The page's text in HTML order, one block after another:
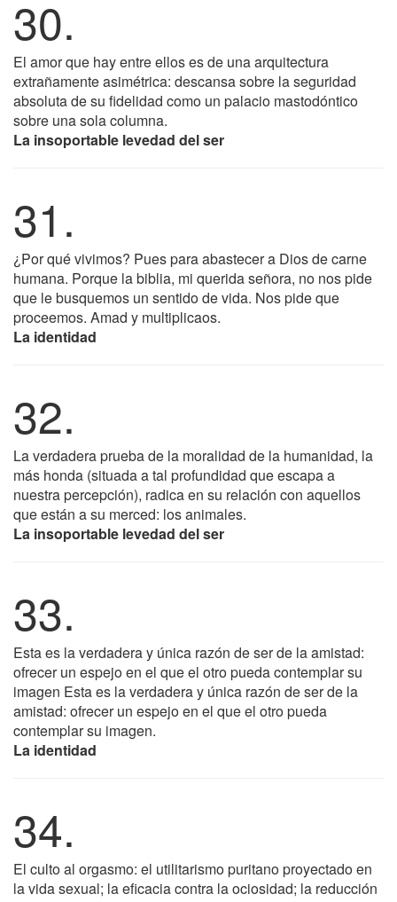
30.
El amor que hay entre ellos es de una arquitectura
extrañamente asimétrica: descansa sobre la seguridad
absoluta de su fidelidad como un palacio mastodóntico
sobre una sola columna.
La insoportable levedad del ser
31.
¿Por qué vivimos? Pues para abastecer a Dios de carne
humana. Porque la biblia, mi querida señora, no nos pide
que le busquemos un sentido de vida. Nos pide que
proceemos. Amad y multiplicaos.
La identidad
32.
La verdadera prueba de la moralidad de la humanidad, la
más honda (situada a tal profundidad que escapa a
nuestra percepción), radica en su relación con aquellos
que están a su merced: los animales.
La insoportable levedad del ser
33.
Esta es la verdadera y única razón de ser de la amistad:
ofrecer un espejo en el que el otro pueda contemplar su
imagen Esta es la verdadera y única razón de ser de la
amistad: ofrecer un espejo en el que el otro pueda
contemplar su imagen.
La identidad
34.
El culto al orgasmo: el utilitarismo puritano proyectado en
la vida sexual; la eficacia contra la ociosidad; la reducción